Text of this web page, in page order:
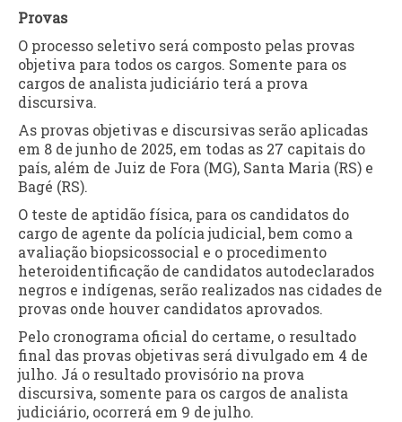
Provas
O processo seletivo será composto pelas provas
objetiva para todos os cargos. Somente para os
cargos de analista judiciário terá a prova
discursiva.
As provas objetivas e discursivas serão aplicadas
em 8 de junho de 2025, em todas as 27 capitais do
país, além de Juiz de Fora (MG), Santa Maria (RS) e
Bagé (RS).
O teste de aptidão física, para os candidatos do
cargo de agente da polícia judicial, bem como a
avaliação biopsicossocial e o procedimento
heteroidentificação de candidatos autodeclarados
negros e indígenas, serão realizados nas cidades de
provas onde houver candidatos aprovados.
Pelo cronograma oficial do certame, o resultado
final das provas objetivas será divulgado em 4 de
julho. Já o resultado provisório na prova
discursiva, somente para os cargos de analista
judiciário, ocorrerá em 9 de julho.